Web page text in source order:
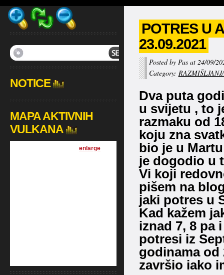
POTRES U
23.09.2021
Posted by Pas at 24/09/
Category:
Dva puta
u svijetu , to
razmaku od
koju zna
bio je u
je dogodio u
Vi koji
pišem na
jaki potres u
Kad kažem
iznad 7, 8 pa
potresi iz
godinama od
završio iako
NOTICE
MAPA AKTIVNIH
VULKANA
[enlarge